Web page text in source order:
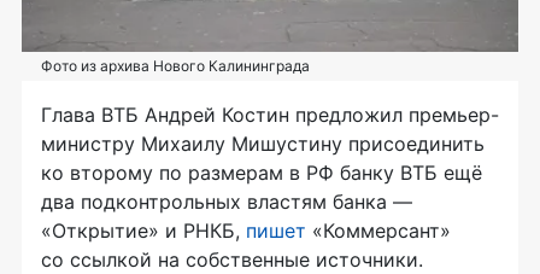
Фото из архива Нового Калининграда
Глава ВТБ Андрей Костин предложил премьер-
министру Михаилу Мишустину присоединить
ко второму по размерам в РФ банку ВТБ ещё
два подконтрольных властям банка —
«Открытие» и РНКБ, пишет «Коммерсант»
со ссылкой на собственные источники.